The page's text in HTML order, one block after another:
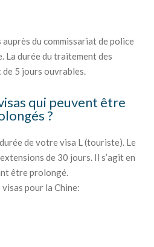
du commissariat de police
La durée du traitement des
5 jours ouvrables.
qui peuvent être
?
de votre visa L (touriste). Le
de 30 jours. Il s’agit en
être prolongé.
pour la Chine: